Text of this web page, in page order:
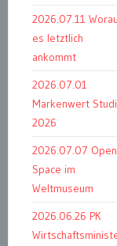
2026.07.11
es letztlich
ankommt
2026.07.01
Markenwert
2026
2026.07.07 Open
Space im
Weltmuseum
2026.06.26 PK